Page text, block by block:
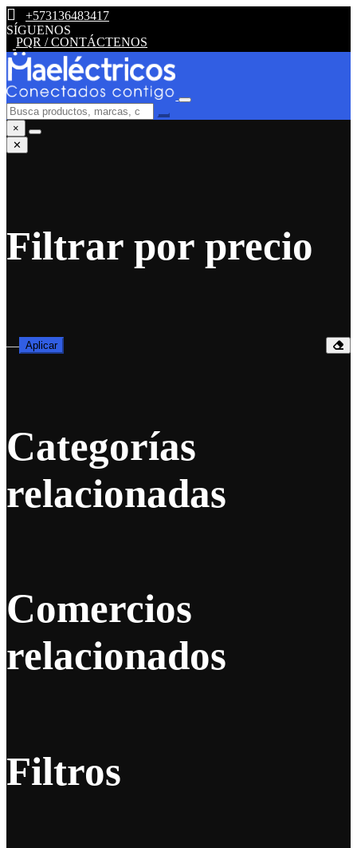
+573136483417
SÍGUENOS
PQR / CONTÁCTENOS
×
✕
Filtrar por precio
— Aplicar
Categorías
relacionadas
Comercios
relacionados
Filtros